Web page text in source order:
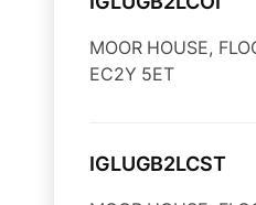
MOOR HOUSE,
EC2Y 5ET
IGLUGB2LCST